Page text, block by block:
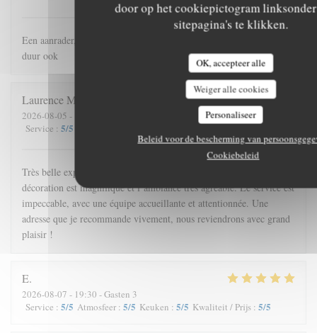
door op het cookiepictogram
sitepagina's te klikken.
OK, accepteer alle
Weiger alle cookies
Personaliseer
Beleid voor de bescherming van
Cookiebeleid
Een aanrader, heel vriendelijke bediening en lekker eten. Niet te
duur ook
Laurence M
2026-08-05 - 12:15 - Gasten 6
Service : 5/5 Kwaliteit / Prijs:5
Très belle expérience ! Les plats sont excellents et savoureux, la
décoration est magnifique et l’ambiance très agréable. Le service est
impeccable, avec une équipe accueillante et attentionnée. Une
adresse que je recommande vivement, nous reviendrons avec grand
plaisir !
E
2026-08-07 - 19:30 - Gasten 3
Service : 5/5 Atmosfeer : 5/5 Keuken : 5/5 Kwaliteit / Prijs : 5/5